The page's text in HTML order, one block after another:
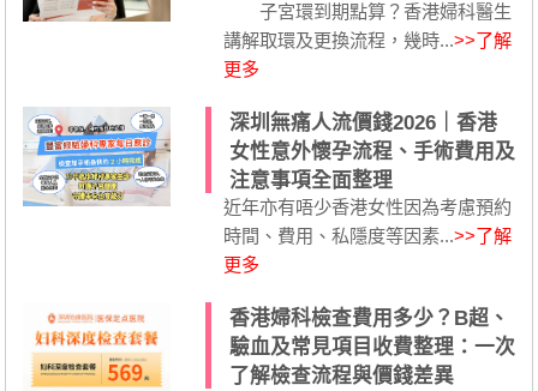
子宮環到期點算？香港婦科醫生
講解取環及更換流程，幾時...>>了解
更多
深圳無痛人流價錢2026｜香港
女性意外懷孕流程、手術費用及
注意事項全面整理
近年亦有唔少香港女性因為考慮預約
時間、費用、私隱度等因素...>>了解
更多
香港婦科檢查費用多少？B超、
驗血及常見項目收費整理：一次
了解檢查流程與價錢差異